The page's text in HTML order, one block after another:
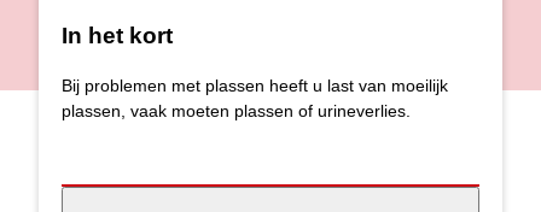
In het kort
Bij problemen met plassen heeft u last van moeilijk
plassen, vaak moeten plassen of urineverlies.